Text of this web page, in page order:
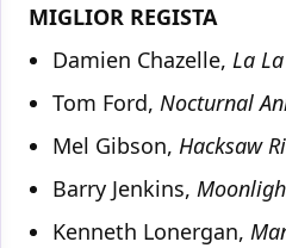
MIGLIOR REGISTA
Damien Chazelle, La
Tom Ford, Nocturnal
Mel Gibson, Hacksaw
Barry Jenkins,
Kenneth Lonergan,